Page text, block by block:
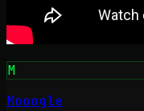
M
Mooogle